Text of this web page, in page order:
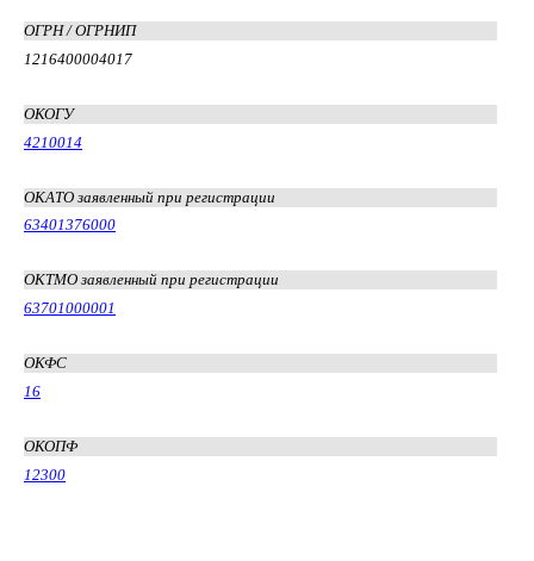
ОГРН / ОГРНИП
1216400004017
ОКОГУ
4210014
ОКАТО заявленный при регистрации
63401376000
ОКТМО заявленный при регистрации
63701000001
ОКФС
16
ОКОПФ
12300